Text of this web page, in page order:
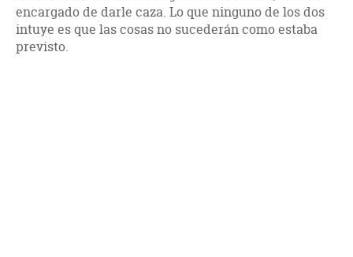
encargado de darle caza. Lo que ninguno de los dos
intuye es que las cosas no sucederán como estaba
previsto.